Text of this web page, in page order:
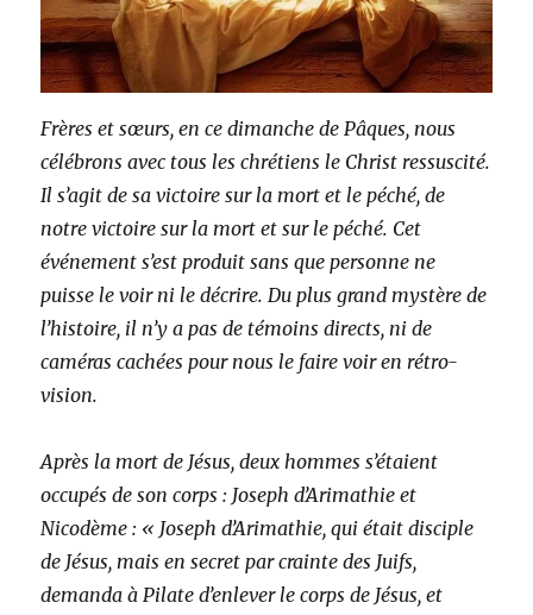
Frères et sœurs, en ce dimanche de Pâques, nous
célébrons avec tous les chrétiens le Christ ressuscité.
Il s’agit de sa victoire sur la mort et le péché, de
notre victoire sur la mort et sur le péché. Cet
événement s’est produit sans que personne ne
puisse le voir ni le décrire. Du plus grand mystère de
l’histoire, il n’y a pas de témoins directs, ni de
caméras cachées pour nous le faire voir en rétro-
vision.
Après la mort de Jésus, deux hommes s’étaient
occupés de son corps : Joseph d’Arimathie et
Nicodème : « Joseph d’Arimathie, qui était disciple
de Jésus, mais en secret par crainte des Juifs,
demanda à Pilate d’enlever le corps de Jésus, et